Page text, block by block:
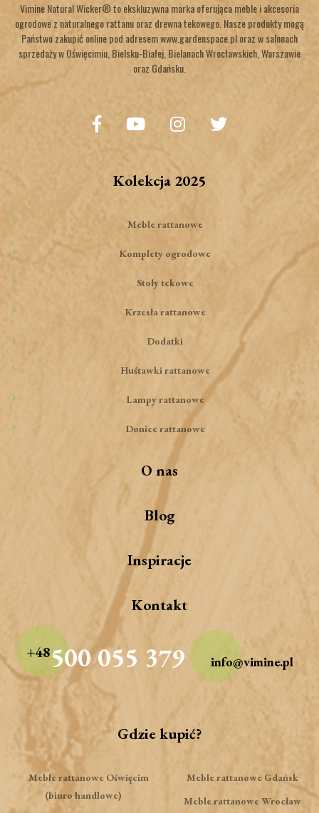
Vimine Natural Wicker® to ekskluzywna marka oferująca meble i akcesoria
ogrodowe z naturalnego rattanu oraz drewna tekowego. Nasze produkty mogą
Państwo zakupić online pod adresem www.gardenspace.pl oraz w salonach
sprzedaży w Oświęcimiu, Bielsku-Białej, Bielanach Wrocławskich, Warszawie
oraz Gdańsku.
Kolekcja 2025
Meble rattanowe
Komplety ogrodowe
Stoły tekowe
Krzesła rattanowe
Dodatki
Huśtawki rattanowe
Lampy rattanowe
Donice rattanowe
O nas
Blog
Inspiracje
Kontakt
+48500 055 379 info@vimine.pl
Gdzie kupić?
Meble rattanowe Oświęcim
(biuro handlowe)
Meble rattanowe Gdańsk
Meble rattanowe Wrocław